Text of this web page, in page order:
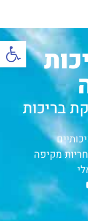
פתח
בריכות
מקיפה